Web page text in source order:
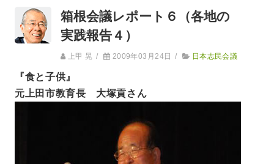
箱根会議レポート６（各地の
実践報告４）
上甲 晃 / 2009年03月24日 / 日本志民会議
『食と子供』
元上田市教育長 大塚貢さん